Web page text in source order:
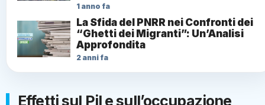
1 anno fa
La Sfida del PNRR nei Confronti dei
“Ghetti dei Migranti”: Un’Analisi
Approfondita
2 anni fa
Effetti sul Pil e sull’occupazione